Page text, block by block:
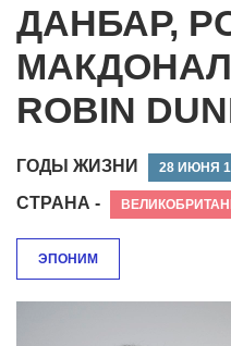
ДАНБАР,
ROBIN
ГОДЫ ЖИЗНИ 28 ИЮНЯ
СТРАНА -
ЭПОНИМ